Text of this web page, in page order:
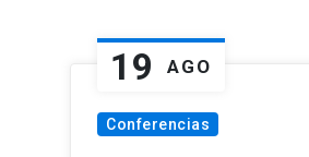
19 AGO
Conferencias